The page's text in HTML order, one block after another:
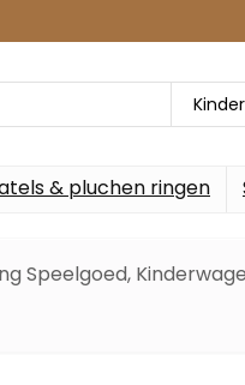
& pluchen ringen
Speelgoed,